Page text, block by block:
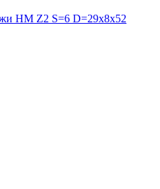
HM Z2 S=6 D=29x8x52